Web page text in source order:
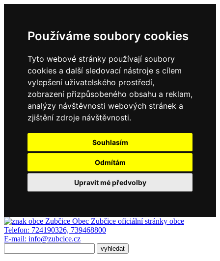
Používáme soubory cookies
Tyto webové stránky používají soubory
cookies a další sledovací nástroje s cílem
vylepšení uživatelského prostředí,
zobrazení přizpůsobeného obsahu a reklam,
analýzy návštěvnosti webových stránek a
zjištění zdroje návštěvnosti.
Souhlasím
Odmítám
Upravit mé předvolby
Obec Zubčice oficiální stránky obce
Telefon: 724190326, 739468800
E-mail: info@zubcice.cz